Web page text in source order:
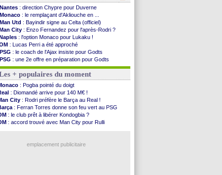
Nantes : direction Chypre pour Duverne
Monaco : le remplaçant d'Akliouche en ...
Man Utd : Bayindir signe au Celta (officiel)
City : Enzo Fernandez pour l'après-Rodri ?
: l'option Monaco pour Lukaku !
: Lucas Perri a été approché
PSG : le coach de l'Ajax insiste pour Godts
PSG : une 2e offre en préparation pour Godts
Francfort: Dina Ebimbe signe à Schalke (off.)
Strasbourg: Saïdou Sow prêté à Nantes (off.)
Monaco: Filipe Luis aimerait garder Balogun
Dortmund: Newcastle est prévenu pour Nmecha
Barça: première offre à 45 M€ pour Rodri ?
Argentine : le soutien très appuyé à Infantino
Tottenham: Van de Ven va prolonger
Barça : l'agent de Rodri confirme !
: la CAF soutient Infantino
Côte d'Ivoire: Renard affiche ses ambitions
+ populaires du moment
: Pogba pointé du doigt
: Diomandé arrive pour 140 M€ !
City : Rodri préfère le Barça au Real !
: Ferran Torres donne son feu vert au PSG
: le club prêt à libérer Kondogbia ?
: accord trouvé avec Man City pour Rulli
emplacement publicitaire